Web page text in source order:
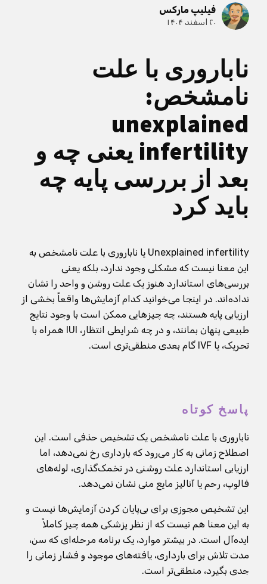
فیلیپ مارکس
۲۰ اسفند ۱۴۰۴
ناباروری با علت
نامشخص:
unexplained
infertility یعنی چه و
بعد از بررسی پایه چه
باید کرد
Unexplained infertility یا ناباروری با علت نامشخص به
این معنا نیست که مشکلی وجود ندارد، بلکه یعنی
بررسی‌های استاندارد هنوز یک علت روشن و واحد را نشان
نداده‌اند. در اینجا می‌خوانید کدام آزمایش‌ها واقعاً بخشی از
ارزیابی پایه هستند، چه چیزهایی ممکن است با وجود نتایج
طبیعی پنهان بمانند، و در چه شرایطی انتظار، IUI همراه با
تحریک، یا IVF گام بعدی منطقی‌تری است.
پاسخ کوتاه
ناباروری با علت نامشخص یک تشخیص حذفی است. این
اصطلاح زمانی به کار می‌رود که بارداری رخ نمی‌دهد، اما
ارزیابی استاندارد علت روشنی در تخمک‌گذاری، لوله‌های
فالوپ، رحم یا آنالیز مایع منی نشان نمی‌دهد.
این تشخیص مجوزی برای بی‌پایان کردن آزمایش‌ها نیست و
به این معنا هم نیست که از نظر پزشکی همه چیز کاملاً
ایده‌آل است. در بیشتر موارد، یک برنامه مرحله‌ای که سن،
مدت تلاش برای بارداری، یافته‌های موجود و فشار زمانی را
جدی بگیرد، منطقی‌تر است.